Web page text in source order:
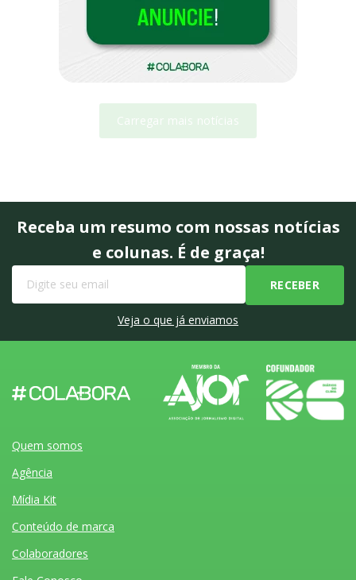
Carregar mais notícias
Receba um resumo com nossas notícias
e colunas. É de graça!
Veja o que já enviamos
Quem somos
Agência
Mídia Kit
Conteúdo de marca
Colaboradores